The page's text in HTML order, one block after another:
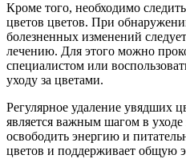
Кроме того, необходимо
цветов цветов. При
болезненных изменений
лечению. Для этого можно
специалистом или
уходу за цветами.
Регулярное удаление увядших
является важным шагом в уходе
освободить энергию и
цветов и поддерживает общую